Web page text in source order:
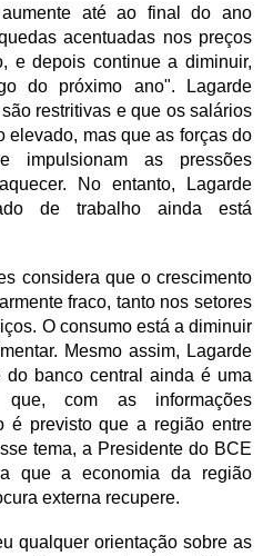
até ao final do ano
acentuadas nos preços
e depois continue a diminuir,
do próximo ano". Lagarde
restritivas e que os salários
elevado, mas que as forças do
impulsionam as pressões
No entanto, Lagarde
de trabalho ainda está
considera que o crescimento
fraco, tanto nos setores
O consumo está a diminuir
Mesmo assim, Lagarde
banco central ainda é uma
com as informações
é previsto que a região entre
tema, a Presidente do BCE
que a economia da região
externa recupere.
qualquer orientação sobre as